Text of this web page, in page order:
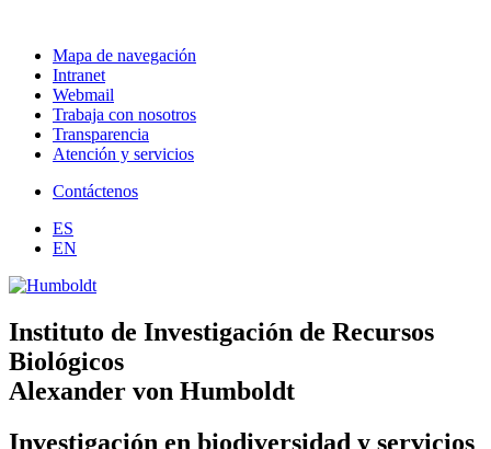
Mapa de navegación
Intranet
Webmail
Trabaja con nosotros
Transparencia
Atención y servicios
Contáctenos
ES
EN
Instituto de Investigación de Recursos
Biológicos
Alexander von Humboldt
Investigación en biodiversidad y servicios